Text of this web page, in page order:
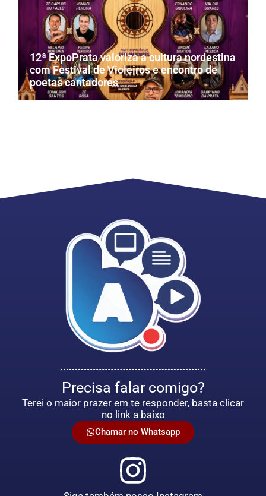
12ª ExpoPrata valoriza a cultura nordestina
com Festival de Violeiros e encontro de
poetas cantadores
Precisa falar comigo?
Terei o maior prazer em te responder, basta clicar
no link a baixo
Chamar no Whatsapp